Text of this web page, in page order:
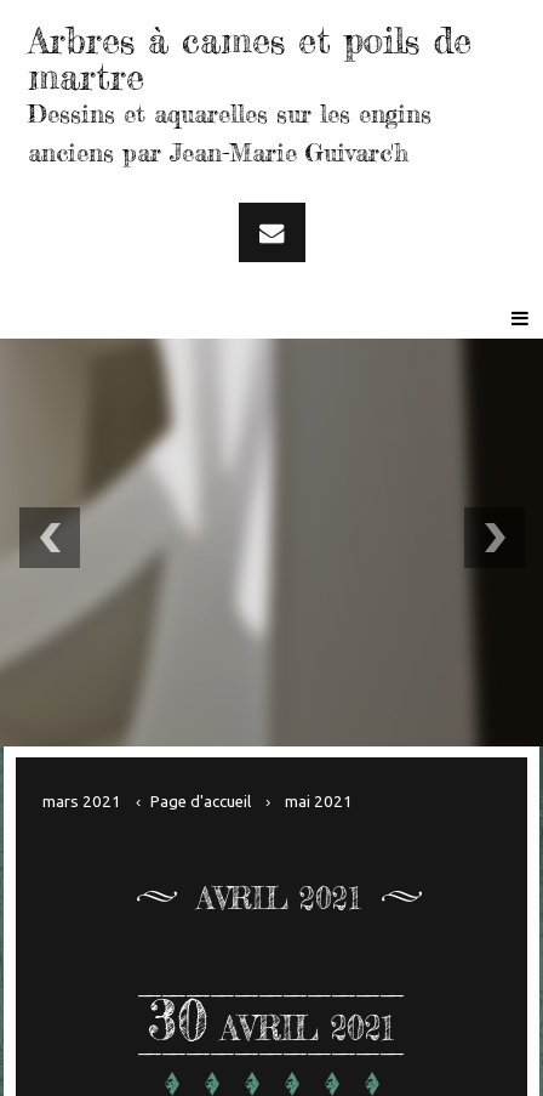
Arbres à cames et poils de
martre
Dessins et aquarelles sur les engins
anciens par Jean-Marie Guivarc'h
mars 2021 Page d'accueil mai 2021
AVRIL 2021
30 AVRIL 2021